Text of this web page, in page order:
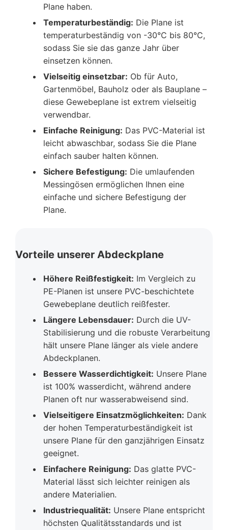
Plane haben.
Temperaturbeständig: Die Plane ist
temperaturbeständig von -30°C bis 80°C,
sodass Sie sie das ganze Jahr über
einsetzen können.
Vielseitig einsetzbar: Ob für Auto,
Gartenmöbel, Bauholz oder als Bauplane –
diese Gewebeplane ist extrem vielseitig
verwendbar.
Einfache Reinigung: Das PVC-Material ist
leicht abwaschbar, sodass Sie die Plane
einfach sauber halten können.
Sichere Befestigung: Die umlaufenden
Messingösen ermöglichen Ihnen eine
einfache und sichere Befestigung der
Plane.
Vorteile unserer Abdeckplane
Höhere Reißfestigkeit: Im Vergleich zu
PE-Planen ist unsere PVC-beschichtete
Gewebeplane deutlich reißfester.
Längere Lebensdauer: Durch die UV-
Stabilisierung und die robuste Verarbeitung
hält unsere Plane länger als viele andere
Abdeckplanen.
Bessere Wasserdichtigkeit: Unsere Plane
ist 100% wasserdicht, während andere
Planen oft nur wasserabweisend sind.
Vielseitigere Einsatzmöglichkeiten: Dank
der hohen Temperaturbeständigkeit ist
unsere Plane für den ganzjährigen Einsatz
geeignet.
Einfachere Reinigung: Das glatte PVC-
Material lässt sich leichter reinigen als
andere Materialien.
Industriequalität: Unsere Plane entspricht
höchsten Qualitätsstandards und ist